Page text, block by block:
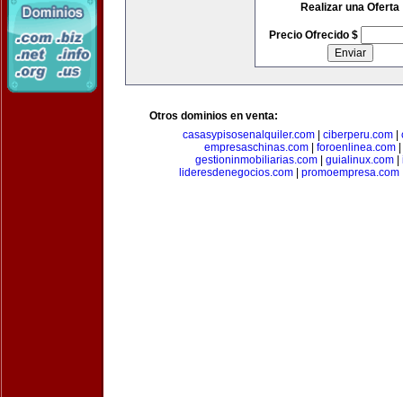
Realizar una Oferta
Precio Ofrecido $
Otros dominios en venta:
casasypisosenalquiler.com
ciberperu.com
empresaschinas.com| foroenlinea.com|
gestioninmobiliarias.com| guialinux.com|
lideresdenegocios.com
promoempresa.com